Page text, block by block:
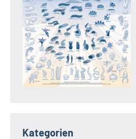
Kategorien